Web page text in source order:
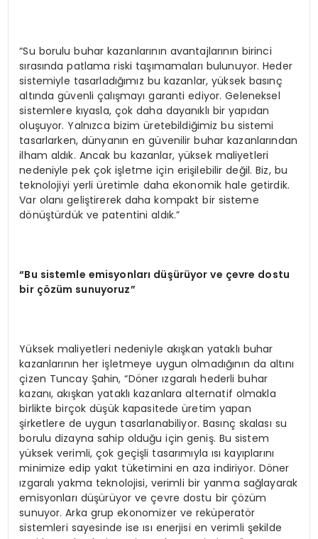
“Su borulu buhar kazanlarının avantajlarının birinci
sırasında patlama riski taşımamaları bulunuyor. Heder
sistemiyle tasarladığımız bu kazanlar, yüksek basınç
altında güvenli çalışmayı garanti ediyor. Geleneksel
sistemlere kıyasla, çok daha dayanıklı bir yapıdan
oluşuyor. Yalnızca bizim üretebildiğimiz bu sistemi
tasarlarken, dünyanın en güvenilir buhar kazanlarından
ilham aldık. Ancak bu kazanlar, yüksek maliyetleri
nedeniyle pek çok işletme için erişilebilir değil. Biz, bu
teknolojiyi yerli üretimle daha ekonomik hale getirdik.
Var olanı geliştirerek daha kompakt bir sisteme
dönüştürdük ve patentini aldık.”
“Bu sistemle emisyonları düşürüyor ve çevre dostu
bir çözüm sunuyoruz”
Yüksek maliyetleri nedeniyle akışkan yataklı buhar
kazanlarının her işletmeye uygun olmadığının da altını
çizen Tuncay Şahin, “Döner ızgaralı hederli buhar
kazanı, akışkan yataklı kazanlara alternatif olmakla
birlikte birçok düşük kapasitede üretim yapan
şirketlere de uygun tasarlanabiliyor. Basınç skalası su
borulu dizayna sahip olduğu için geniş. Bu sistem
yüksek verimli, çok geçişli tasarımıyla ısı kayıplarını
minimize edip yakıt tüketimini en aza indiriyor. Döner
ızgaralı yakma teknolojisi, verimli bir yanma sağlayarak
emisyonları düşürüyor ve çevre dostu bir çözüm
sunuyor. Arka grup ekonomizer ve reküperatör
sistemleri sayesinde ise ısı enerjisi en verimli şekilde